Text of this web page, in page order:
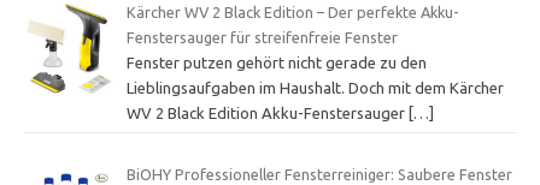
Kärcher WV 2 Black Edition – Der perfekte Akku-
Fenstersauger für streifenfreie Fenster
Fenster putzen gehört nicht gerade zu den
Lieblingsaufgaben im Haushalt. Doch mit dem Kärcher
WV 2 Black Edition Akku-Fenstersauger […]
BiOHY Professioneller Fensterreiniger: Saubere Fenster